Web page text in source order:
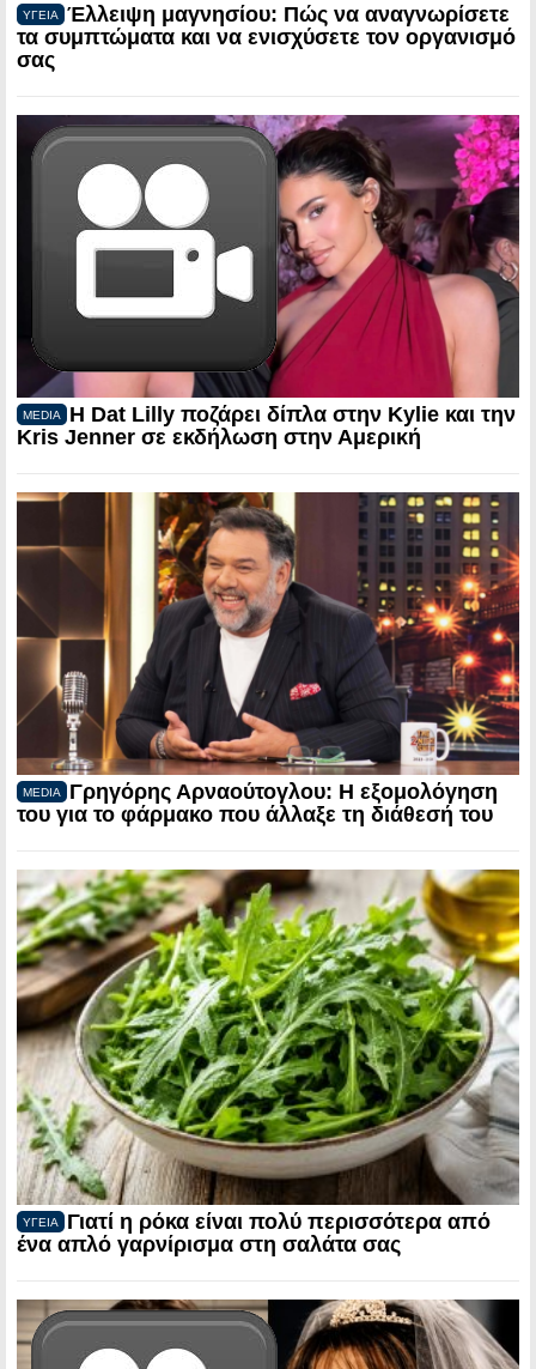
ΥΓΕΙΑ
Έλλειψη μαγνησίου: Πώς να αναγνωρίσετε
τα συμπτώματα και να ενισχύσετε τον οργανισμό
σας
MEDIA
Η Dat Lilly ποζάρει δίπλα στην Kylie και την
Kris Jenner σε εκδήλωση στην Αμερική
MEDIA
Γρηγόρης Αρναούτογλου: Η εξομολόγηση
του για το φάρμακο που άλλαξε τη διάθεσή του
ΥΓΕΙΑ
Γιατί η ρόκα είναι πολύ περισσότερα από
ένα απλό γαρνίρισμα στη σαλάτα σας